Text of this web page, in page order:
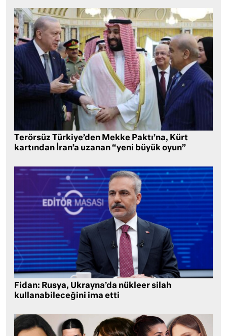
Terörsüz Türkiye’den Mekke Paktı’na, Kürt
kartından İran’a uzanan “yeni büyük oyun”
Fidan: Rusya, Ukrayna’da nükleer silah
kullanabileceğini ima etti